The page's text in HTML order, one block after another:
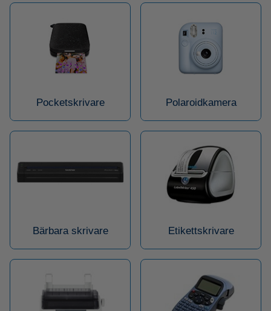
Pocketskrivare Polaroidkamera
Bärbara skrivare Etikettskrivare